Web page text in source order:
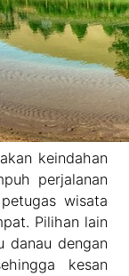
keindahan
perjalanan
wisata
Pilihan lain
danau dengan
kesan